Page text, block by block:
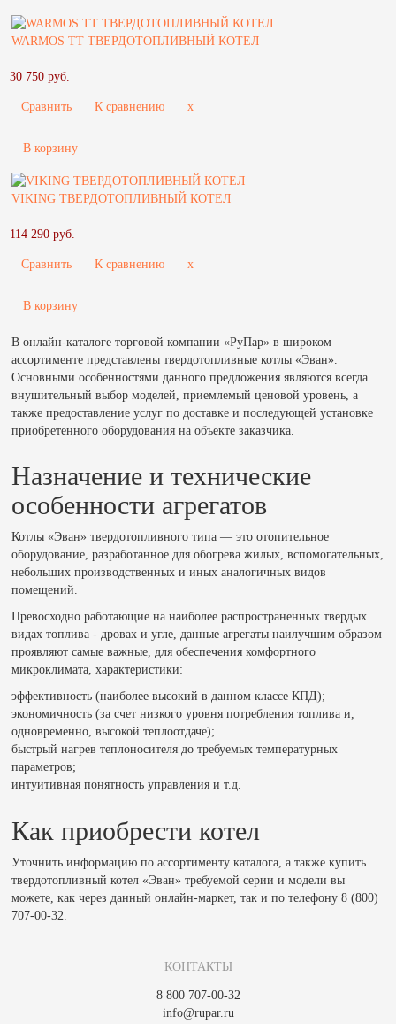
WARMOS TT ТВЕРДОТОПЛИВНЫЙ КОТЕЛ
30 750 руб.
Сравнить К сравнению x
В корзину
VIKING ТВЕРДОТОПЛИВНЫЙ КОТЕЛ
114 290 руб.
Сравнить К сравнению x
В корзину
В онлайн-каталоге торговой компании «РуПар» в широком
ассортименте представлены твердотопливные котлы «Эван».
Основными особенностями данного предложения являются всегда
внушительный выбор моделей, приемлемый ценовой уровень, а
также предоставление услуг по доставке и последующей установке
приобретенного оборудования на объекте заказчика.
Назначение и технические
особенности агрегатов
Котлы «Эван» твердотопливного типа — это отопительное
оборудование, разработанное для обогрева жилых, вспомогательных,
небольших производственных и иных аналогичных видов
помещений.
Превосходно работающие на наиболее распространенных твердых
видах топлива - дровах и угле, данные агрегаты наилучшим образом
проявляют самые важные, для обеспечения комфортного
микроклимата, характеристики:
эффективность (наиболее высокий в данном классе КПД);
экономичность (за счет низкого уровня потребления топлива и,
одновременно, высокой теплоотдаче);
быстрый нагрев теплоносителя до требуемых температурных
параметров;
интуитивная понятность управления и т.д.
Как приобрести котел
Уточнить информацию по ассортименту каталога, а также купить
твердотопливный котел «Эван» требуемой серии и модели вы
можете, как через данный онлайн-маркет, так и по телефону 8 (800)
707-00-32.
КОНТАКТЫ
8 800 707-00-32
info@rupar.ru